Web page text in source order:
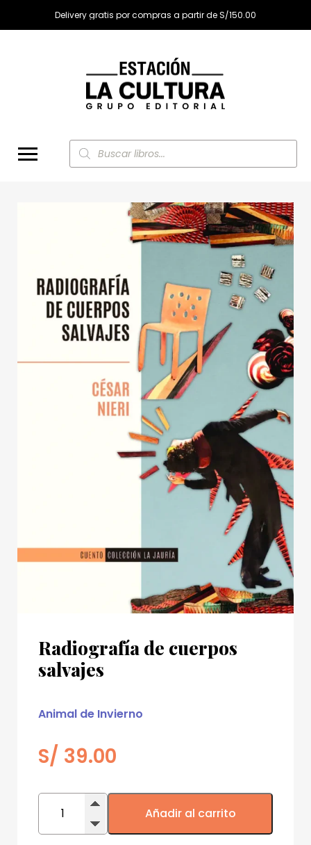
Delivery gratis por compras a partir de S/150.00
Búsqueda
de
productos
Radiografía de cuerpos
salvajes
Animal de Invierno
S/ 39.00
Radiografía
salvajes
Añadir al carrito